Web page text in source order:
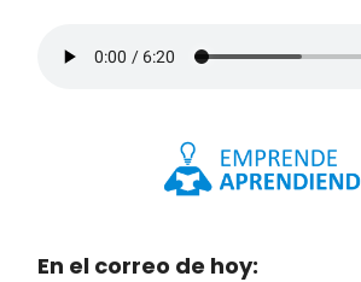
En el correo de hoy: